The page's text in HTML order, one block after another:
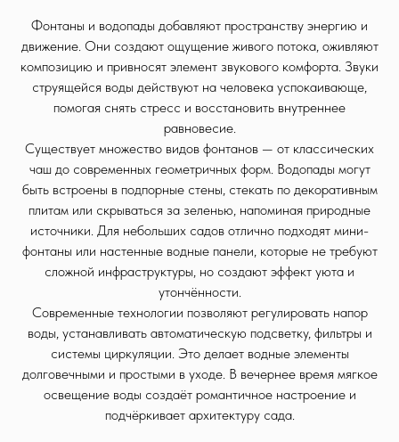
Фонтаны и водопады добавляют пространству энергию и
движение. Они создают ощущение живого потока, оживляют
композицию и привносят элемент звукового комфорта. Звуки
струящейся воды действуют на человека успокаивающе,
помогая снять стресс и восстановить внутреннее
равновесие.
Существует множество видов фонтанов — от классических
чаш до современных геометричных форм. Водопады могут
быть встроены в подпорные стены, стекать по декоративным
плитам или скрываться за зеленью, напоминая природные
источники. Для небольших садов отлично подходят мини-
фонтаны или настенные водные панели, которые не требуют
сложной инфраструктуры, но создают эффект уюта и
утончённости.
Современные технологии позволяют регулировать напор
воды, устанавливать автоматическую подсветку, фильтры и
системы циркуляции. Это делает водные элементы
долговечными и простыми в уходе. В вечернее время мягкое
освещение воды создаёт романтичное настроение и
подчёркивает архитектуру сада.